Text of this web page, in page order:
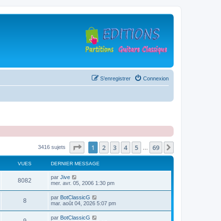
Connexion
S’enregistrer
3416 sujets Page sur69
1 2 3 4 5 69
VUES DERNIER MESSAGE
8082
u
D
e
i
e
r
m
par Jive
mer. avr. 05, 2006 1:30 pm
8V
u
D
e
par BotClassicG
mar. août 04, 2026 5:07 pm
D
par BotClassicG